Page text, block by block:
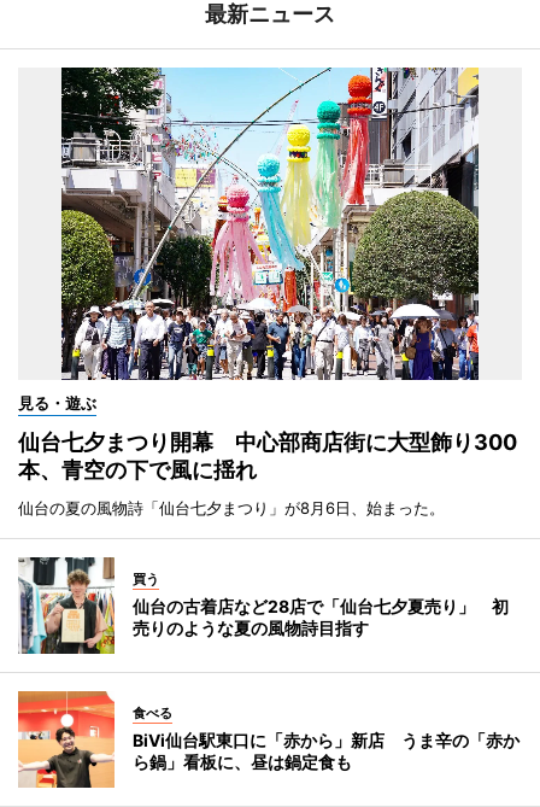
最新ニュース
見る・遊ぶ
仙台七夕まつり開幕 中心部商店街に大型飾り300
本、青空の下で風に揺れ
仙台の夏の風物詩「仙台七夕まつり」が8月6日、始まった。
買う
仙台の古着店など28店で「仙台七夕夏売り」 初
売りのような夏の風物詩目指す
食べる
BiVi仙台駅東口に「赤から」新店 うま辛の「赤か
ら鍋」看板に、昼は鍋定食も